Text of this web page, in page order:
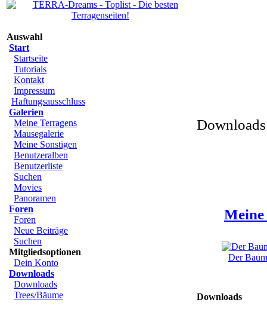
Auswahl
Start
Startseite
Tutorials
Kontakt
Impressum
Haftungsausschluss
Galerien
Meine Terragens
Mausegalerie
Meine Sonstigen
Benutzeralben
Benutzerliste
Suchen
Movies
Panoramen
Foren
Foren
Neue Beiträge
Suchen
Mitgliedsoptionen
Dein Konto
Downloads
Downloads
Trees/Bäume
Downloads
Der
Downloads